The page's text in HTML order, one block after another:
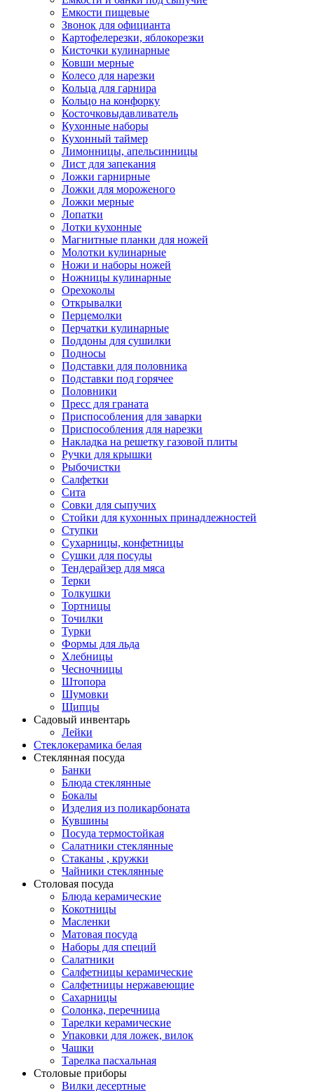
Емкости пищевые
Звонок для официанта
Картофелерезки, яблокорезки
Кисточки кулинарные
Ковши мерные
Колесо для нарезки
Кольца для гарнира
Кольцо на конфорку
Косточковыдавливатель
Кухонные наборы
Кухонный таймер
Лимонницы, апельсинницы
Лист для запекания
Ложки гарнирные
Ложки для мороженого
Ложки мерные
Лопатки
Лотки кухонные
Магнитные планки для ножей
Молотки кулинарные
Ножи и наборы ножей
Ножницы кулинарные
Орехоколы
Открывалки
Перцемолки
Перчатки кулинарные
Поддоны для сушилки
Подносы
Подставки для половника
Подставки под горячее
Половники
Пресс для граната
Приспособления для заварки
Приспособления для нарезки
Накладка на решетку газовой плиты
Ручки для крышки
Рыбочистки
Салфетки
Сита
Совки для сыпучих
Стойки для кухонных принадлежностей
Ступки
Сухарницы, конфетницы
Сушки для посуды
Тендерайзер для мяса
Терки
Толкушки
Тортницы
Точилки
Турки
Формы для льда
Хлебницы
Чесночницы
Штопора
Шумовки
Щипцы
Садовый инвентарь
Лейки
Стеклокерамика белая
Стеклянная посуда
Банки
Блюда стеклянные
Бокалы
Изделия из поликарбоната
Кувшины
Посуда термостойкая
Салатники стеклянные
Стаканы , кружки
Чайники стеклянные
Столовая посуда
Блюда керамические
Кокотницы
Масленки
Матовая посуда
Наборы для специй
Салатники
Салфетницы керамические
Салфетницы нержавеющие
Сахарницы
Солонка, перечница
Тарелки керамические
Упаковки для ложек, вилок
Чашки
Тарелка пасхальная
Столовые приборы
Вилки десертные